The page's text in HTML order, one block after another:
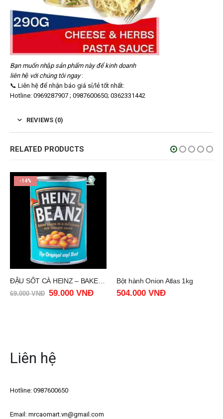
Bạn muốn nhập sản phẩm này để kinh doanh
liên hệ với chúng tôi ngay:
📞 Liên hệ để nhận báo giá sỉ/lẻ tốt nhất:
Hotline: 0969287907 ; 0987600650; 0362331442
REVIEWS (0)
RELATED PRODUCTS
-14%
ĐẬU SỐT CÀ HEINZ – BAKED BEANS HEINZ 415G
69.000VNĐ 59.000 VNĐ
Bột hành Onion Atlas 1kg
504.000 VNĐ
Liên hệ
Hotline: 0987600650
Email: mrcaomart.vn@gmail.com